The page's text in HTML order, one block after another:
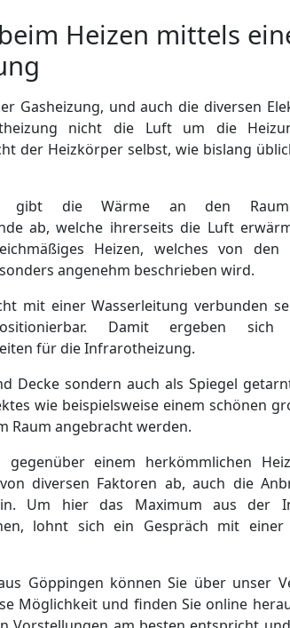
Heizen mittels
Gasheizung, und auch die diversen
nicht die Luft um die
der Heizkörper selbst, wie bislang
gibt die Wärme an den
ab, welche ihrerseits die Luft
Heizen, welches von den
angenehm beschrieben wird.
mit einer Wasserleitung verbunden
Damit ergeben sich
für die Infrarotheizung.
Decke sondern auch als Spiegel
wie beispielsweise einem schönen
Raum angebracht werden.
einem herkömmlichen
diversen Faktoren ab, auch die
Um hier das Maximum aus der
lohnt sich ein Gespräch mit einer
Göppingen können Sie über unser
Möglichkeit und finden Sie online